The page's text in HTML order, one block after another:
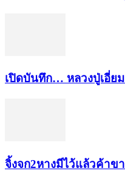
เปิดบันทึก… หลวงปู่เอี่ย
จิ้งจก​2​หาง​มีไว้แล้ว​ค้าข